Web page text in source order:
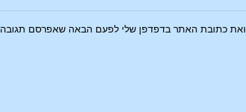
כתובת האתר בדפדפן שלי לפעם הבאה שאפרסם תגובה.